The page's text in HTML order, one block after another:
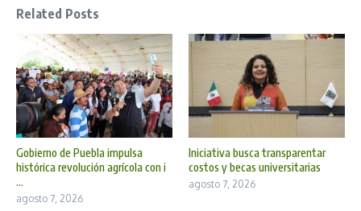
Related Posts
Gobierno de Puebla impulsa
histórica revolución agrícola con i
...
agosto 7, 2026
Iniciativa busca transparentar
costos y becas universitarias
agosto 7, 2026